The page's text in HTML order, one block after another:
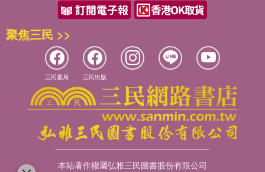
聚焦三民 >>
三民書局 三民出版
本站著作權屬弘雅三民圖書股份有限公司